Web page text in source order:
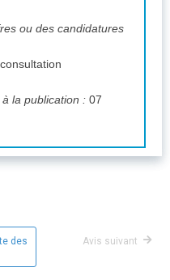
ou des candidatures
la publication : 07
des
Avis suivant